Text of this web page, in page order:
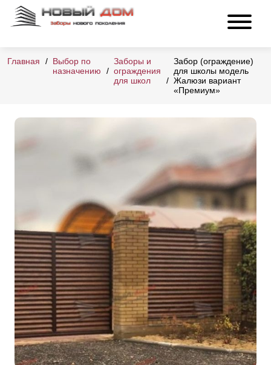
Главная
Выбор по
назначению
Заборы и
ограждения
для школ
Забор (ограждение)
для школы модель
Жалюзи вариант
«Премиум»